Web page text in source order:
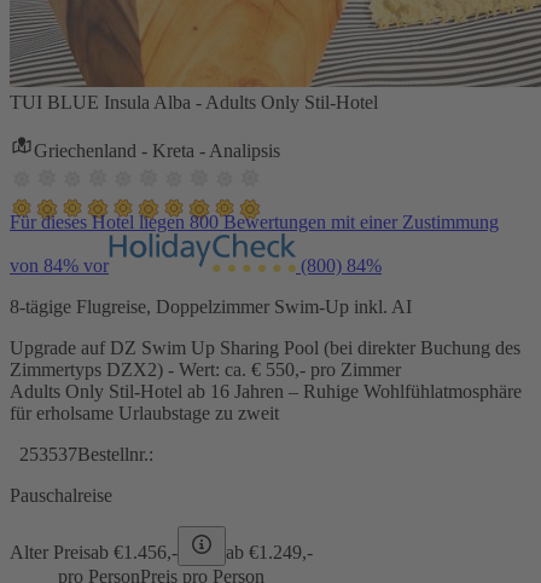
TUI BLUE Insula Alba - Adults Only Stil-Hotel
Griechenland - Kreta - Analipsis
Für dieses Hotel liegen 800 Bewertungen mit einer Zustimmung
von 84% vor (800) 84%
8-tägige Flugreise, Doppelzimmer Swim-Up inkl. AI
Upgrade auf DZ Swim Up Sharing Pool (bei direkter Buchung des
Zimmertyps DZX2) - Wert: ca. € 550,- pro Zimmer
Adults Only Stil-Hotel ab 16 Jahren – Ruhige Wohlfühlatmosphäre
für erholsame Urlaubstage zu zweit
253537Bestellnr.:
Pauschalreise
Alter Preisab €1.456,- ab €1.249,-
pro PersonPreis pro Person